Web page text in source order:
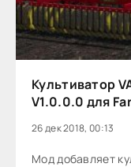
Культиватор
V1.0.0.0 для
26 дек 2018, 00:13
Мод добавляет